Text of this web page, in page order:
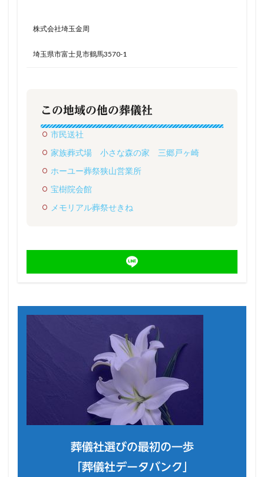
株式会社埼玉金周
埼玉県市富士見市鶴馬3570-1
この地域の他の葬儀社
市民送社
家族葬式場 小さな森の家 三郷戸ヶ崎
ホーユー葬祭狭山営業所
宝樹院会館
メモリアル葬祭せきね
葬儀社選びの最初の一歩
「葬儀社データバンク」